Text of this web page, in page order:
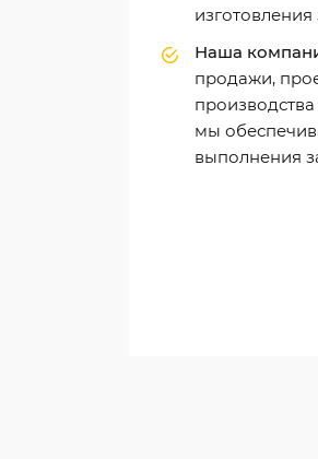
изготовления
Наша
продажи,
мы
выполнения